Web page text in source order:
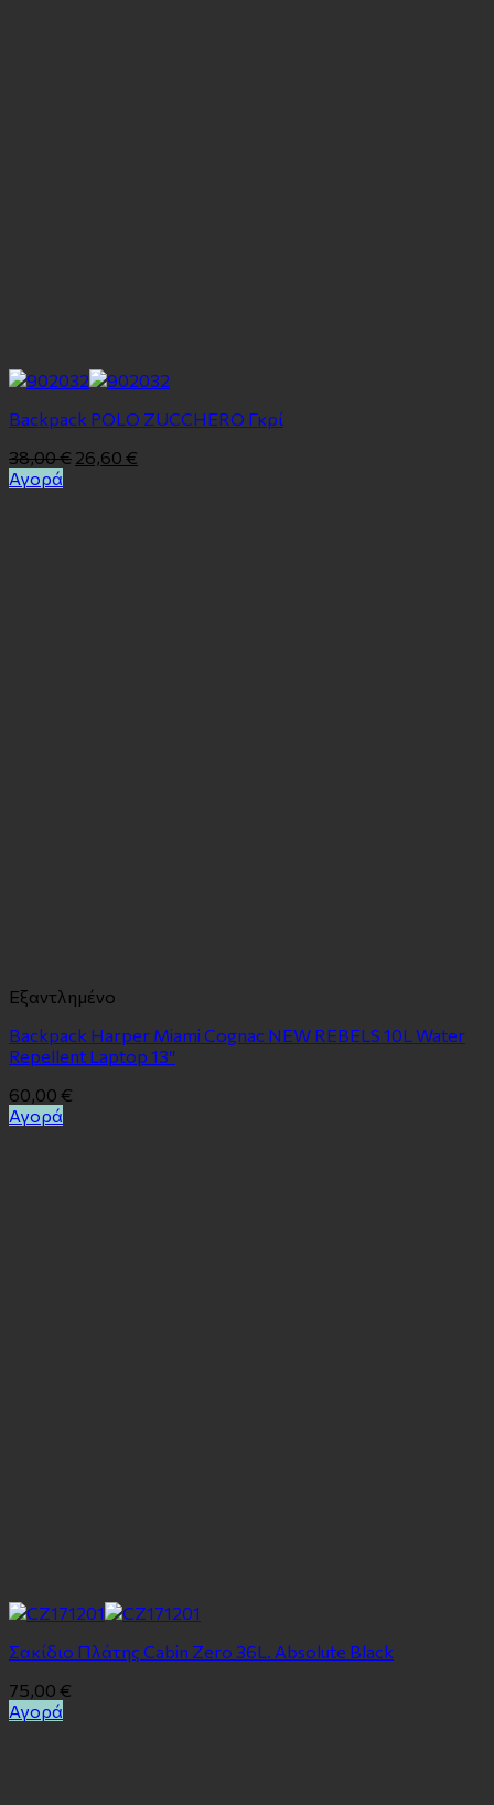
Backpack POLO ZUCCHERO Γκρί
38,00€ 26,60 €
Αγορά
Εξαντλημένο
Backpack Harper Miami Cognac NEW REBELS 10L Water
Repellent Laptop 13″
60,00 €
Αγορά
Σακίδιο Πλάτης Cabin Zero 36L. Absolute Black
75,00 €
Αγορά